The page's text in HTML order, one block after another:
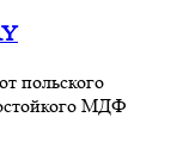
польского
МДФ